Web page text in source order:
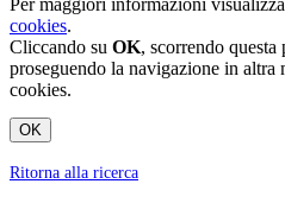
cookies.
Cliccando su OK, scorrendo
proseguendo la navigazione in altra
cookies.
OK
Ritorna alla ricerca